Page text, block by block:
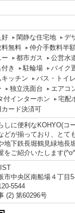
好 閑静な住宅地
デ
料無料
仲介手数料半
都市ガス
公営水
き
駐輪場
バイク
ッチン
バス・トイ
独立洗面台
エアコ
付インターホン
宅配
ード決済可
しに便利なKOHYO(コ
どが揃っており、とて
地下鉄長堀鶴見緑地長
をご紹介いたします
市中央区南船場４丁目
5544
(2) 第60296号